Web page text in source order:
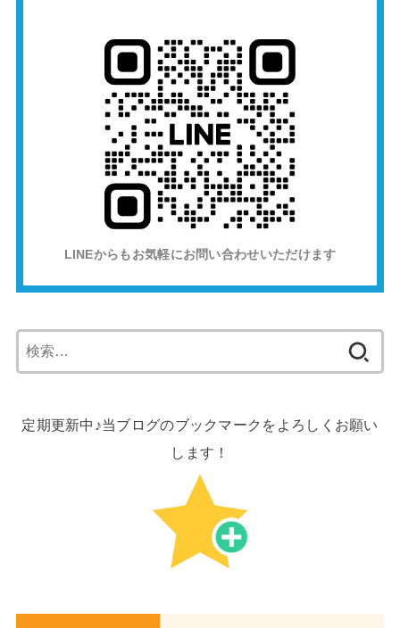
LINEからもお気軽にお問い合わせいただけます
索:
定期更新中♪当ブログのブックマークをよろしくお願い
します！